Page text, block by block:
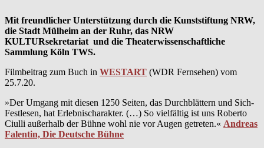
Mit freundlicher Unterstützung durch die Kunststiftung NRW,
die Stadt Mülheim an der Ruhr, das NRW
KULTURsekretariat und die Theaterwissenschaftliche
Sammlung Köln TWS.
Filmbeitrag zum Buch in WESTART (WDR Fernsehen) vom
25.7.20.
»Der Umgang mit diesen 1250 Seiten, das Durchblättern und Sich-
Festlesen, hat Erlebnischarakter. (…) So vielfältig ist uns Roberto
Ciulli außerhalb der Bühne wohl nie vor Augen getreten.« Andreas
Falentin, Die Deutsche Bühne